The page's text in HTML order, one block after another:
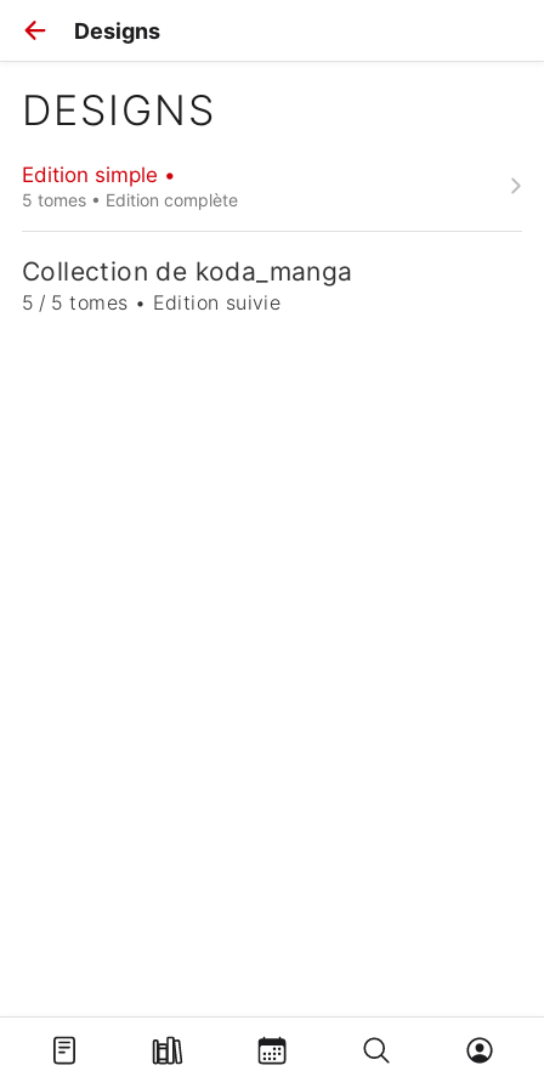
Designs
DESIGNS
Edition simple •
5 tomes • Edition complète
Collection de koda_manga
5 / 5 tomes • Edition suivie